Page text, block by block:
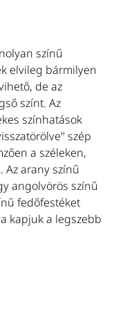
színű
elvileg bármilyen
de az
színt. Az
színhatások
szép
a széleken,
Az arany színű
angolvörös színű
fedőfestéket
kapjuk a legszebb